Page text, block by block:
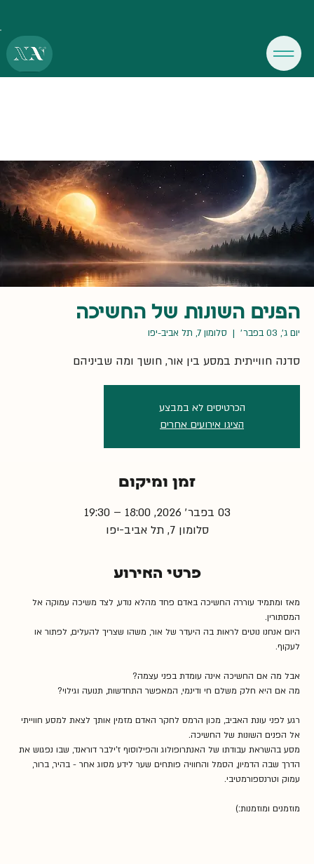
הפנים השונות של החשיכה
יום ג׳, 03 בפבר׳
  |
סלומון 7, תל אביב-יפו
סדנה חווייתית במסע בין אור, חושך ומה שביניהם
הכרטיסים לא במבצע
הציגו אירועים אחרים
זמן ומיקום
03 בפבר׳ 2026, 18:00 – 19:30
סלומון 7, תל אביב-יפו
פרטי האירוע
מאז ומתמיד עוררה החשיכה באדם פחד מהלא נודע, לצד משיכה עמוקה אל
המסתורין.
היום אנחנו נוטים לראות בה היעדר של אור, משהו שצריך להעלים, לפתור או
לעקוף.
אבל מה אם החשיכה אינה עומדת בפני עצמה?
מה אם היא חלק משלם חי ודינמי, המאפשר התחדשות, תנועה וגילוי?
רגע לפני עונת האביב, מכון הרמס לחקר האדם מזמין אותך לצאת למסע חווייתי
אל הפנים השונות של החשיכה.
מסע בהשראת עבודתו של האנתרופולוג והפילוסוף ז’ילבר דוראנד, שבו נפגוש את
הדרך שבה הדמיון, הסמל והחוויה פותחים שער לידע מסוג אחר - בהיר, ברור,
עמוק וטרנספורמטיבי.
מוזמנים ומוזמנות:)